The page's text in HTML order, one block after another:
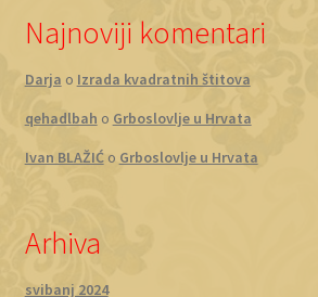
Najnoviji komentari
Darja o Izrada kvadratnih štitova
qehadlbah o Grboslovlje u Hrvata
Ivan BLAŽIĆo Grboslovlje u Hrvata
Arhiva
svibanj 2024